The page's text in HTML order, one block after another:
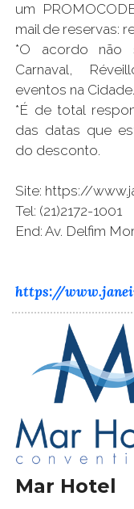
um
mail de reservas:
*O acordo não
Carnaval,
eventos na Cidade.
*É de total
das datas que
do desconto.
Site: https://
Tel: (21)2172-1001
End: Av. Delfim
https://
Mar Hotel